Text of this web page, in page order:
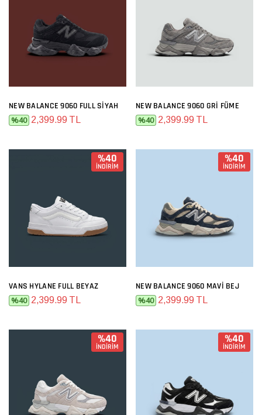
NEW BALANCE 9060 FULL SIYAH
%40 2,399.99 TL
NEW BALANCE 9060 GRI FÜME
%40 2,399.99 TL
%40
İNDİRİM
VANS HYLANE FULL BEYAZ
%40 2,399.99 TL
%40
İNDİRİM
NEW BALANCE 9060 MAVI BEJ
%40 2,399.99 TL
%40
İNDİRİM
%40
İNDİRİM